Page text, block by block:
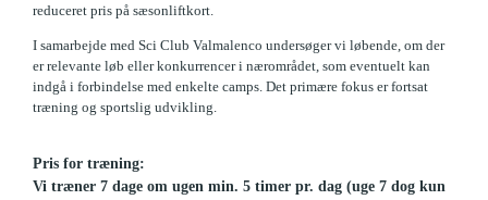
reduceret pris på sæsonliftkort.
I samarbejde med Sci Club Valmalenco undersøger vi løbende, om der
er relevante løb eller konkurrencer i nærområdet, som eventuelt kan
indgå i forbindelse med enkelte camps. Det primære fokus er fortsat
træning og sportslig udvikling.
Pris for træning:
Vi træner 7 dage om ugen min. 5 timer pr. dag (uge 7 dog kun